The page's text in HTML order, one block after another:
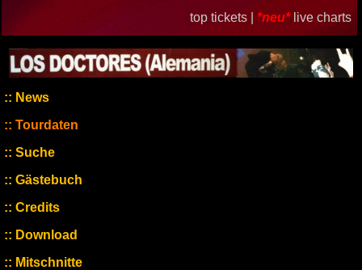
top tickets | *neu* live charts
News
Tourdaten
Suche
Gästebuch
Credits
Download
Mitschnitte